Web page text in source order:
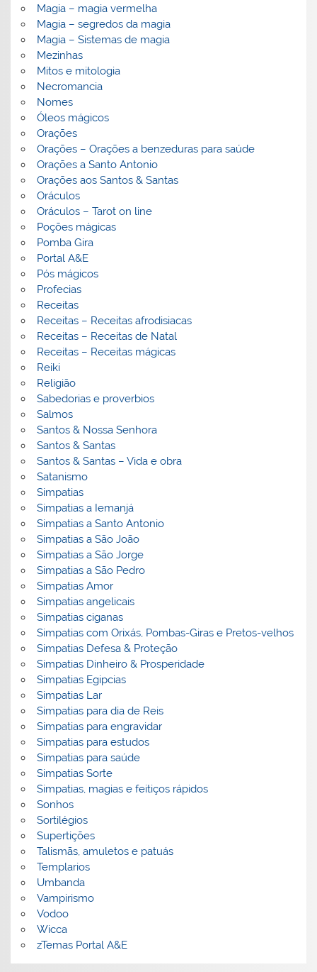
Magia – magia vermelha
Magia – segredos da magia
Magia – Sistemas de magia
Mezinhas
Mitos e mitologia
Necromancia
Nomes
Óleos mágicos
Orações
Orações – Orações a benzeduras para saúde
Orações a Santo Antonio
Orações aos Santos & Santas
Oráculos
Oráculos – Tarot on line
Poções mágicas
Pomba Gira
Portal A&E
Pós mágicos
Profecias
Receitas
Receitas – Receitas afrodisiacas
Receitas – Receitas de Natal
Receitas – Receitas mágicas
Reiki
Religião
Sabedorias e proverbios
Salmos
Santos & Nossa Senhora
Santos & Santas
Santos & Santas – Vida e obra
Satanismo
Simpatias
Simpatias a Iemanjá
Simpatias a Santo Antonio
Simpatias a São João
Simpatias a São Jorge
Simpatias a São Pedro
Simpatias Amor
Simpatias angelicais
Simpatias ciganas
Simpatias com Orixás, Pombas-Giras e Pretos-velhos
Simpatias Defesa & Proteção
Simpatias Dinheiro & Prosperidade
Simpatias Egipcias
Simpatias Lar
Simpatias para dia de Reis
Simpatias para engravidar
Simpatias para estudos
Simpatias para saúde
Simpatias Sorte
Simpatias, magias e feitiços rápidos
Sonhos
Sortilégios
Supertições
Talismãs, amuletos e patuás
Templarios
Umbanda
Vampirismo
Vodoo
Wicca
zTemas Portal A&E